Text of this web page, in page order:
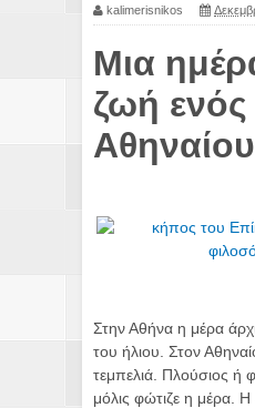
kalimerisnikos
Μια
ζωή
Αθηναίου
Στην Αθήνα η μέρα
του ήλιου. Στον
τεμπελιά. Πλούσιος ή
μόλις φώτιζε η μέρα.